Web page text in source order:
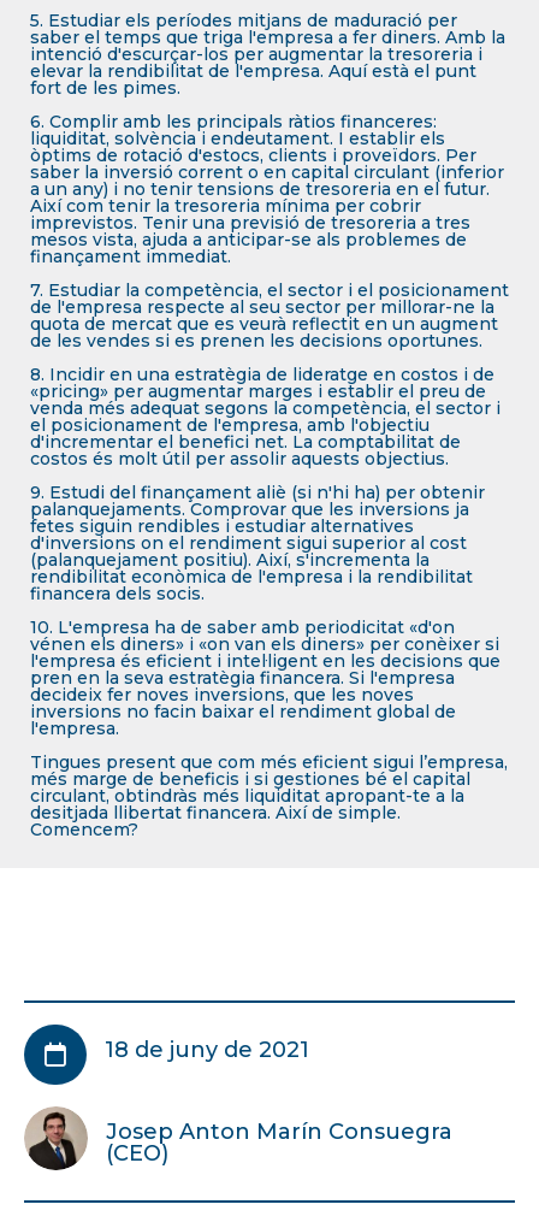
5. Estudiar els períodes mitjans de maduració per
saber el temps que triga l'empresa a fer diners. Amb la
intenció d'escurçar-los per augmentar la tresoreria i
elevar la rendibilitat de l'empresa. Aquí està el punt
fort de les pimes.
6. Complir amb les principals ràtios financeres:
liquiditat, solvència i endeutament. I establir els
òptims de rotació d'estocs, clients i proveïdors. Per
saber la inversió corrent o en capital circulant (inferior
a un any) i no tenir tensions de tresoreria en el futur.
Així com tenir la tresoreria mínima per cobrir
imprevistos. Tenir una previsió de tresoreria a tres
mesos vista, ajuda a anticipar-se als problemes de
finançament immediat.
7. Estudiar la competència, el sector i el posicionament
de l'empresa respecte al seu sector per millorar-ne la
quota de mercat que es veurà reflectit en un augment
de les vendes si es prenen les decisions oportunes.
8. Incidir en una estratègia de lideratge en costos i de
«pricing» per augmentar marges i establir el preu de
venda més adequat segons la competència, el sector i
el posicionament de l'empresa, amb l'objectiu
d'incrementar el benefici net. La comptabilitat de
costos és molt útil per assolir aquests objectius.
9. Estudi del finançament aliè (si n'hi ha) per obtenir
palanquejaments. Comprovar que les inversions ja
fetes siguin rendibles i estudiar alternatives
d'inversions on el rendiment sigui superior al cost
(palanquejament positiu). Així, s'incrementa la
rendibilitat econòmica de l'empresa i la rendibilitat
financera dels socis.
10. L'empresa ha de saber amb periodicitat «d'on
vénen els diners» i «on van els diners» per conèixer si
l'empresa és eficient i intel·ligent en les decisions que
pren en la seva estratègia financera. Si l'empresa
decideix fer noves inversions, que les noves
inversions no facin baixar el rendiment global de
l'empresa.
Tingues present que com més eficient sigui l’empresa,
més marge de beneficis i si gestiones bé el capital
circulant, obtindràs més liquiditat apropant-te a la
desitjada llibertat financera. Així de simple.
Comencem?
 18 de juny de 2021
Josep Anton Marín Consuegra
(CEO)